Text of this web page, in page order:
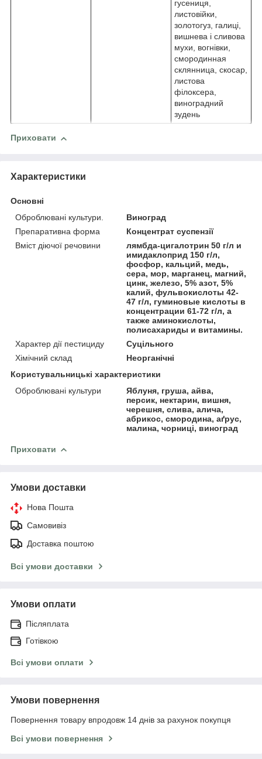
гусениця,
листовійки,
золотогуз, галиці,
вишнева і сливова
мухи, вогнівки,
смородинная
склянница, скосар,
листова
філоксера,
виноградний
зудень
Приховати
Характеристики
Основні
Оброблювані культури.
Виноград
Препаративна форма
Концентрат суспензії
Вміст діючої речовини
лямбда-цигалотрин 50 г/л и
имидаклоприд 150 г/л,
фосфор, кальций, медь,
сера, мор, марганец, магний,
цинк, железо, 5% азот, 5%
калий, фульвокислоты 42-
47 г/л, гуминовые кислоты в
концентрации 61-72 г/л, а
также аминокислоты,
полисахариды и витамины.
Характер дії пестициду
Суцільного
Хімічний склад
Неорганічні
Користувальницькі характеристики
Оброблювані культури
Яблуня, груша, айва,
персик, нектарин, вишня,
черешня, слива, алича,
абрикос, смородина, аґрус,
малина, чорниці, виноград
Приховати
Умови доставки
Нова Пошта
Самовивіз
Доставка поштою
Всі умови доставки
Умови оплати
Післяплата
Готівкою
Всі умови оплати
Умови повернення
Повернення товару впродовж 14 днів за рахунок покупця
Всі умови повернення